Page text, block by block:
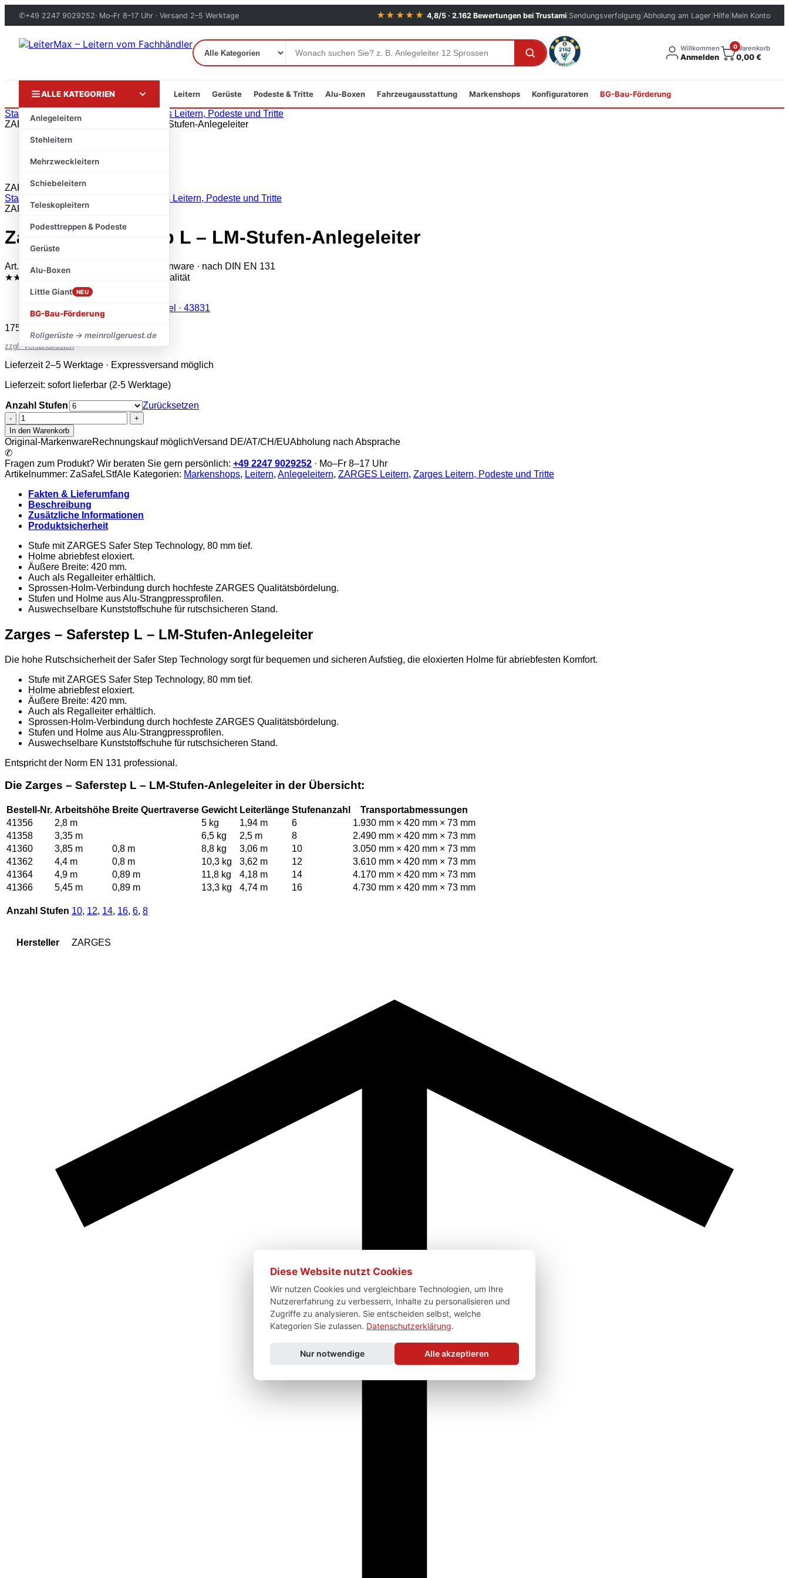
✆+49 2247 9029252· Mo–Fr 8–17 Uhr · Versand 2–5 Werktage ★★★★★ 4,8/5 · 2.162 Bewertungen bei Trustami Sendungsverfolgung Abholung am Lager Hilfe Mein Konto
Willkommen
Anmelden
0Warenkorb
0,00€
ALLE KATEGORIEN
Anlegeleitern
Stehleitern
Mehrzweckleitern
Schiebeleitern
Teleskopleitern
Podesttreppen & Podeste
Gerüste
Alu-Boxen
Little Giant NEU
BG-Bau-Förderung
Rollgerüste → meinrollgeruest.de
Leitern Gerüste Podeste & Tritte Alu-Boxen Fahrzeugausstattung Markenshops Konfiguratoren BG-Bau-Förderung
Zum
Inhalt
Start Markenshops
Zarges Leitern, Podeste und Tritte
ZARGES
ZARGES · Original
Start
Zarges Leitern, Podeste und Tritte
ZARGES
Zarges – Saferstep L – LM-Stufen-Anlegeleiter
Art.-Nr.: ZaSafeLStfAle · Original-Markenware · nach DIN EN 131
★★★★★
✓ Geprüfte Qualität
175,26
zzgl. Versandkosten
Lieferzeit 2–5 Werktage · Expressversand möglich
Lieferzeit: sofort lieferbar (2-5 Werktage)
Anzahl Stufen
Zurücksetzen
Zarges
-
Saferstep
L
LM-
Stufen-
Anlegeleiter
Menge
In den Warenkorb
Original-MarkenwareRechnungskauf möglichVersand DE/AT/CH/EUAbholung nach Absprache
✆
Fragen zum Produkt? Wir beraten Sie gern persönlich: +49 2247 9029252 · Mo–Fr 8–17 Uhr
Artikelnummer: ZaSafeLStfAle Kategorien: Markenshops, Leitern, Anlegeleitern, ZARGES Leitern, Zarges Leitern, Podeste und Tritte
Fakten & Lieferumfang
Beschreibung
Zusätzliche Informationen
Produktsicherheit
Stufe mit ZARGES Safer Step Technology, 80 mm tief.
Holme abriebfest eloxiert.
Äußere Breite: 420 mm.
Auch als Regalleiter erhältlich.
Sprossen-Holm-Verbindung durch hochfeste ZARGES Qualitätsbördelung.
Stufen und Holme aus Alu-Strangpressprofilen.
Auswechselbare Kunststoffschuhe für rutschsicheren Stand.
Zarges – Saferstep L – LM-Stufen-Anlegeleiter
Die hohe Rutschsicherheit der Safer Step Technology sorgt für bequemen und sicheren Aufstieg, die eloxierten Holme für abriebfesten Komfort.
Stufe mit ZARGES Safer Step Technology, 80 mm tief.
Holme abriebfest eloxiert.
Äußere Breite: 420 mm.
Auch als Regalleiter erhältlich.
Sprossen-Holm-Verbindung durch hochfeste ZARGES Qualitätsbördelung.
Stufen und Holme aus Alu-Strangpressprofilen.
Auswechselbare Kunststoffschuhe für rutschsicheren Stand.
Entspricht der Norm EN 131 professional.
Die Zarges – Saferstep L – LM-Stufen-Anlegeleiter in der Übersicht:
Bestell-Nr. Arbeitshöhe Breite Quertraverse Gewicht Leiterlänge Stufenanzahl
Transportabmessungen
41356
2,8 m 5 kg 1,94 m 6
1.930 mm × 420 mm × 73 mm
41358
3,35 m 6,5 kg 2,5 m 8
2.490 mm × 420 mm × 73 mm
41360
3,85 m 0,8 m 8,8 kg 3,06 m 10
3.050 mm × 420 mm × 73 mm
41362
4,4 m 0,8 m 10,3 kg 3,62 m 12
3.610 mm × 420 mm × 73 mm
41364
4,9 m 0,89 m 11,8 kg 4,18 m 14
4.170 mm × 420 mm × 73 mm
41366
5,45 m 0,89 m 13,3 kg 4,74 m 16 4.730 mm × 420 mm × 73 mm
Anzahl Stufen 10, 12, 14, 16, 6, 8
Hersteller ZARGES
Diese Website nutzt Cookies
Wir nutzen Cookies und vergleichbare Technologien, um Ihre
Nutzererfahrung zu verbessern, Inhalte zu personalisieren und
Zugriffe zu analysieren. Sie entscheiden selbst, welche
Kategorien Sie zulassen. Datenschutzerklärung.
Nur notwendige Alle akzeptieren